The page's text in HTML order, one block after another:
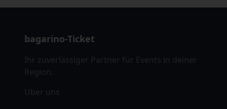
bagarino-Ticket
Ihr zuverlässiger Partner für Events in deiner
Region.
Über uns